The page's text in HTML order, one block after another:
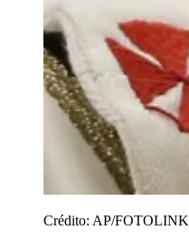
Crédito: AP/FOTOLINK